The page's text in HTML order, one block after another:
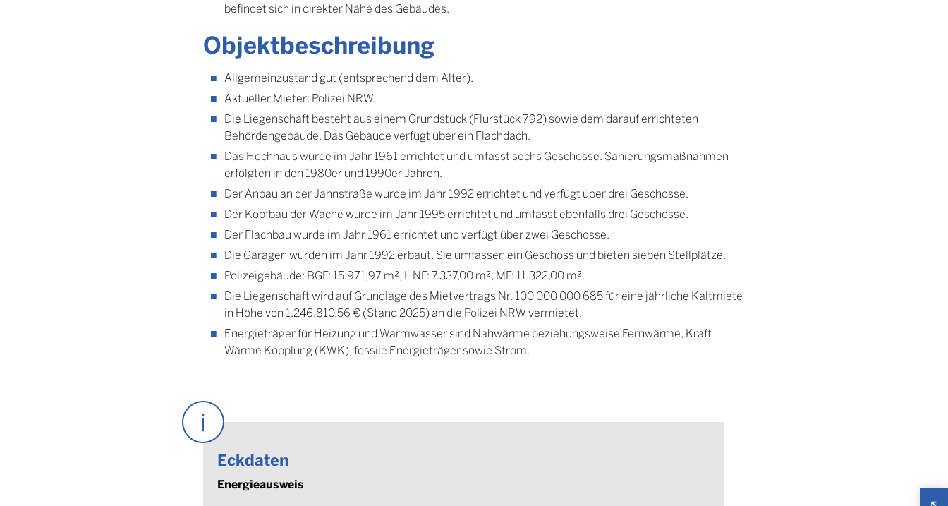
befindet sich in direkter Nähe des Gebäudes.
Objektbeschreibung
Allgemeinzustand gut (entsprechend dem Alter).
Aktueller Mieter: Polizei NRW.
Die Liegenschaft besteht aus einem Grundstück (Flurstück 792) sowie dem darauf errichteten
Behördengebäude. Das Gebäude verfügt über ein Flachdach.
Das Hochhaus wurde im Jahr 1961 errichtet und umfasst sechs Geschosse. Sanierungsmaßnahmen
erfolgten in den 1980er und 1990er Jahren.
Der Anbau an der Jahnstraße wurde im Jahr 1992 errichtet und verfügt über drei Geschosse.
Der Kopfbau der Wache wurde im Jahr 1995 errichtet und umfasst ebenfalls drei Geschosse.
Der Flachbau wurde im Jahr 1961 errichtet und verfügt über zwei Geschosse.
Die Garagen wurden im Jahr 1992 erbaut. Sie umfassen ein Geschoss und bieten sieben Stellplätze.
Polizeigebäude: BGF: 15.971,97 m², HNF: 7.337,00 m², MF: 11.322,00 m².
Die Liegenschaft wird auf Grundlage des Mietvertrags Nr. 100 000 000 685 für eine jährliche Kaltmiete
in Höhe von 1.246.810,56 € (Stand 2025) an die Polizei NRW vermietet.
Energieträger für Heizung und Warmwasser sind Nahwärme beziehungsweise Fernwärme, Kraft
Wärme Kopplung (KWK), fossile Energieträger sowie Strom.
Eckdaten
Energieausweis